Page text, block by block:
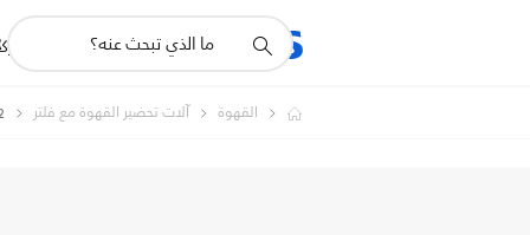
المنتجات
أيقونة
دعم
القهوة آلات تحضير القهوة مع فلتر